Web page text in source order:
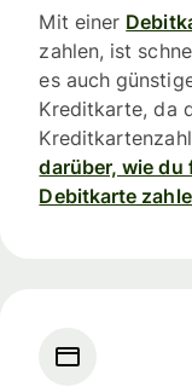
Mit einer
zahlen, ist
es auch
Kreditkarte, da
darüber, wie du
Debitkarte